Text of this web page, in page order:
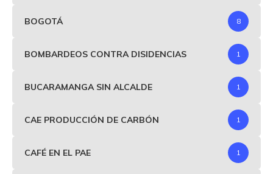
BOGOTÁ 8
BOMBARDEOS CONTRA DISIDENCIAS 1
BUCARAMANGA SIN ALCALDE 1
CAE PRODUCCIÓN DE CARBÓN 1
CAFÉ EN EL PAE 1